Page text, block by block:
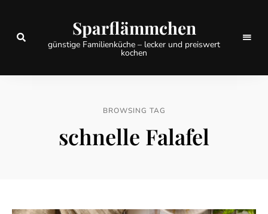
Sparflämmchen
günstige Familienküche – lecker und preiswert
kochen
BROWSING TAG
schnelle Falafel